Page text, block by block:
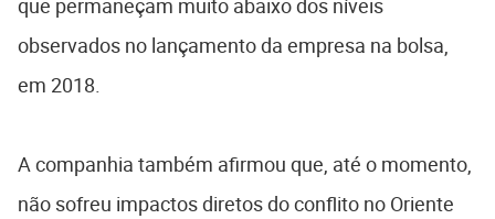
que permaneçam muito abaixo dos níveis
observados no lançamento da empresa na bolsa,
em 2018.
A companhia também afirmou que, até o momento,
não sofreu impactos diretos do conflito no Oriente